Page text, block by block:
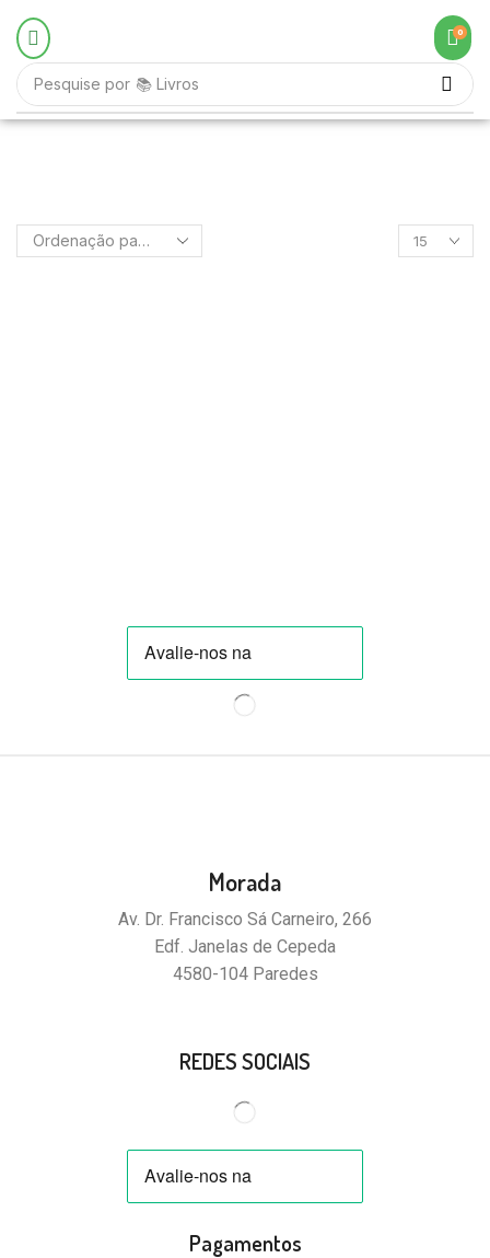
Pesquise por 📚 Livros
0
Morada
Av. Dr. Francisco Sá Carneiro, 266
Edf. Janelas de Cepeda
4580-104 Paredes
REDES SOCIAIS
Pagamentos